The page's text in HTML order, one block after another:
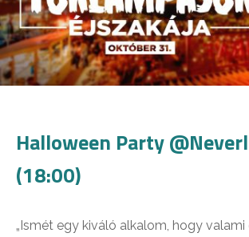
Halloween Party
(18:00)
„Ismét egy kiváló alkalom, hogy